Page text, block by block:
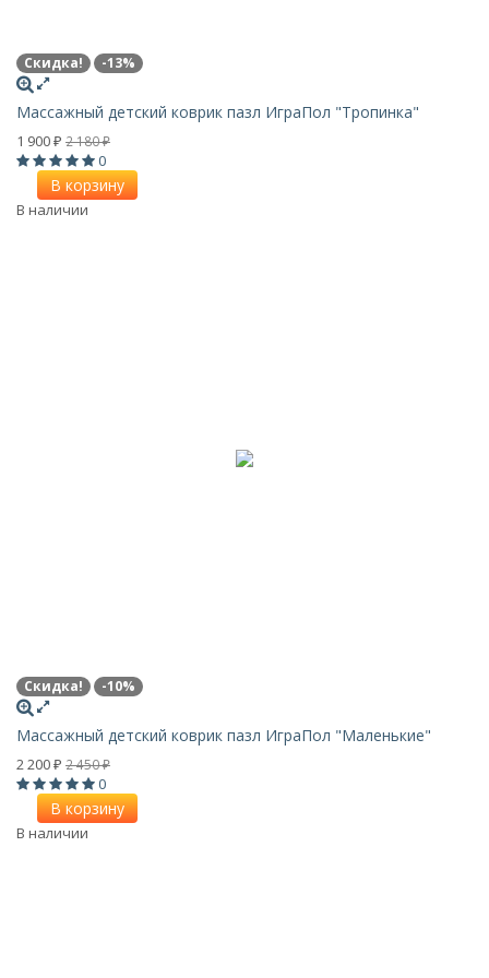
Скидка! -13%
Массажный детский коврик пазл ИграПол "Тропинка"
1 900 ₽ 2 180₽
0
В корзину
В наличии
Скидка! -10%
Массажный детский коврик пазл ИграПол "Маленькие"
2 200 ₽ 2 450₽
0
В корзину
В наличии